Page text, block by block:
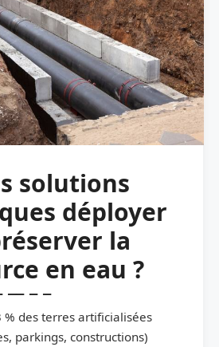
solutions
déployer
la
en eau ?
% des terres artificialisées
parkings, constructions)